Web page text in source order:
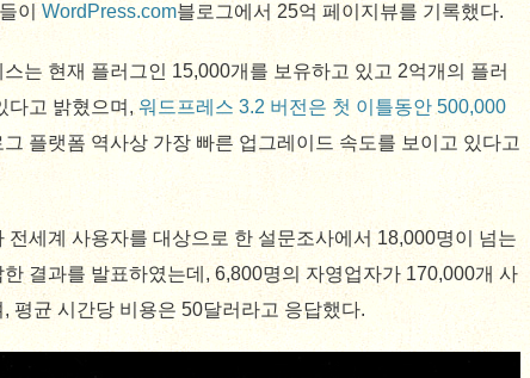
이WordPress.com블로그에서 25억 페이지뷰를 기록했다.
는 현재 플러그인 15,000개를 보유하고 있고 2억개의 플러
다고 밝혔으며, 워드프레스 3.2 버전은 첫 이틀동안 500,000
플랫폼 역사상 가장 빠른 업그레이드 속도를 보이고 있다고
전세계 사용자를 대상으로 한 설문조사에서 18,000명이 넘는
결과를 발표하였는데, 6,800명의 자영업자가 170,000개 사
평균 시간당 비용은 50달러라고 응답했다.